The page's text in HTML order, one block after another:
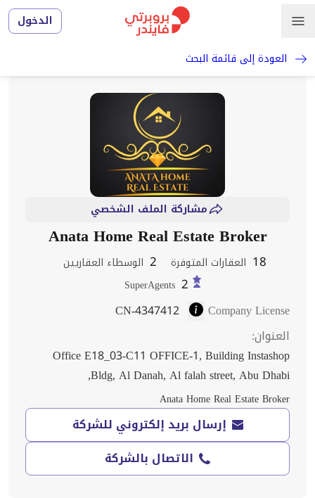
الدخول
العودة إلى قائمة البحث
مشاركة الملف الشخصي
Anata Home Real Estate Broker
18 العقارات المتوفرة 2 الوسطاء العقاريين
2
SuperAgents
Company License
CN-4347412
العنوان:
Office E18_03-C11 OFFICE-1, Building Instashop
Bldg, Al Danah, Al falah street, Abu Dhabi,
Anata Home Real Estate Broker
إرسال بريد إلكتروني للشركة
الاتصال بالشركة